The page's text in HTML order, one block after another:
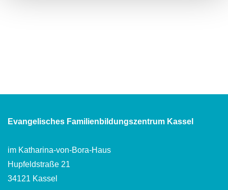
Evangelisches Familienbildungszentrum Kassel
im Katharina-von-Bora-Haus
Hupfeldstraße 21
34121 Kassel